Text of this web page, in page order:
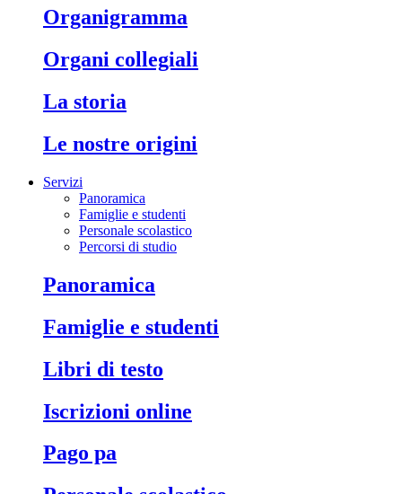
organigramma
organi collegiali
la storia
le nostre origini
Servizi
Panoramica
Famiglie e studenti
Personale scolastico
Percorsi di studio
panoramica
famiglie e studenti
libri di testo
iscrizioni online
pago pa